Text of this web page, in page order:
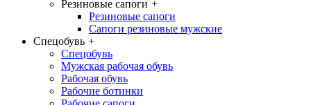
Резиновые сапоги +
Резиновые сапоги
Сапоги резиновые мужские
Спецобувь +
Спецобувь
Мужская рабочая обувь
Рабочая обувь
Рабочие ботинки